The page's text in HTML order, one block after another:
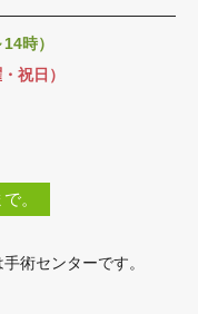
時）
祝日）
で。
術センターです。